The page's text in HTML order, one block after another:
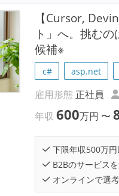
【Cursor,
ト」へ。挑む
候補※
c# asp.net
雇用形態 正社員
年収600万円 〜
下限年収500万円
B2Bのサービス
オンラインで選